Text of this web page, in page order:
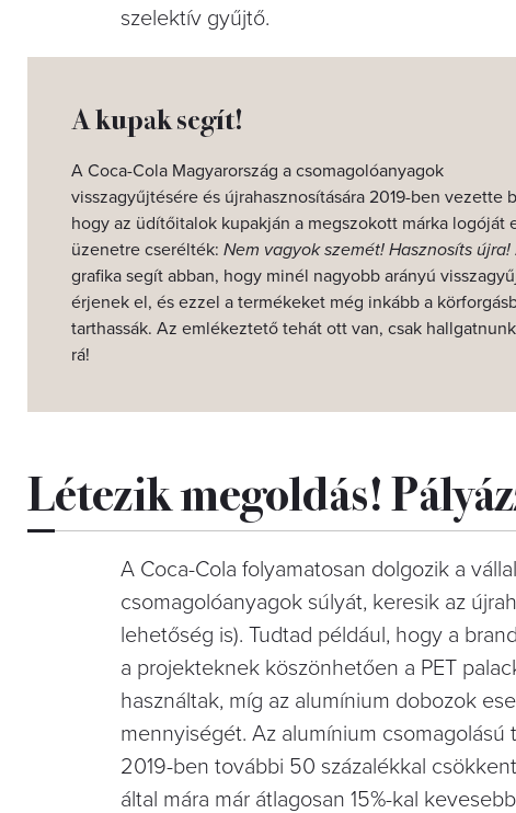
szelektív gyűjtő.
A kupak segít!
A Coca-Cola Magyarország a csomagolóanyagok
visszagyűjtésére és újrahasznosítására 2019-ben vezette
hogy az üdítőitalok kupakján a megszokott márka logóját
üzenetre cserélték: Nem vagyok szemét! Hasznosíts újra!
grafika segít abban, hogy minél nagyobb arányú
érjenek el, és ezzel a termékeket még inkább a
tarthassák. Az emlékeztető tehát ott van, csak
rá!
Létezik megoldás!
A Coca-Cola folyamatosan dolgozik a
csomagolóanyagok súlyát, keresik az
lehetőség is). Tudtad például, hogy a
a projekteknek köszönhetően a PET
használtak, míg az alumínium dobozok
mennyiségét. Az alumínium
2019-ben további 50 százalékkal
által mára már átlagosan 15%-kal